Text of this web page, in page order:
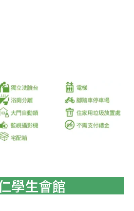
學生會館